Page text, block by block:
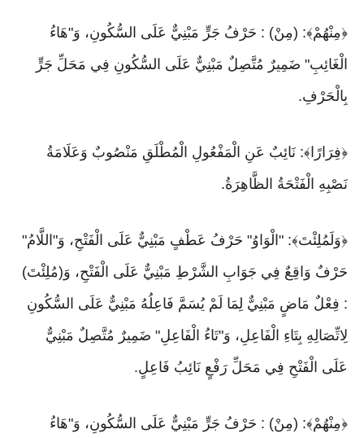
﴿مِنْهُمْ﴾: (مِنْ) : حَرْفُ جَرٍّ مَبْنِيٌّ عَلَى السُّكُونِ، وَ"هَاءُ
الْغَائِبِ" ضَمِيرٌ مُتَّصِلٌ مَبْنِيٌّ عَلَى السُّكُونِ فِي مَحَلِّ جَرٍّ
بِالْحَرْفِ.
﴿فِرَارًا﴾: نَائِبٌ عَنِ الْمَفْعُولِ الْمُطْلَقِ مَنْصُوبٌ وَعَلَامَةُ
نَصْبِهِ الْفَتْحَةُ الظَّاهِرَةُ.
﴿وَلَمُلِئْتَ﴾: "الْوَاوُ" حَرْفُ عَطْفٍ مَبْنِيٌّ عَلَى الْفَتْحِ، وَ"اللَّامُ"
حَرْفٌ وَاقِعٌ فِي جَوَابِ الشَّرْطِ مَبْنِيٌّ عَلَى الْفَتْحِ، وَ(مُلِئْتَ)
: فِعْلٌ مَاضٍ مَبْنِيٌّ لِمَا لَمْ يُسَمَّ فَاعِلُهُ مَبْنِيٌّ عَلَى السُّكُونِ
لِاتِّصَالِهِ بِتَاءِ الْفَاعِلِ، وَ"تَاءُ الْفَاعِلِ" ضَمِيرٌ مُتَّصِلٌ مَبْنِيٌّ
عَلَى الْفَتْحِ فِي مَحَلِّ رَفْعٍ نَائِبُ فَاعِلٍ.
﴿مِنْهُمْ﴾: (مِنْ) : حَرْفُ جَرٍّ مَبْنِيٌّ عَلَى السُّكُونِ، وَ"هَاءُ